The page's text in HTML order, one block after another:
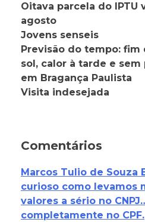
Oitava parcela do IPTU
agosto
Jovens senseis
Previsão do tempo: fim
sol, calor à tarde e
em Bragança Paulista
Visita indesejada
Comentários
Marcos Tulio de Souza
curioso como levamos
valores a sério no
completamente no CPF.